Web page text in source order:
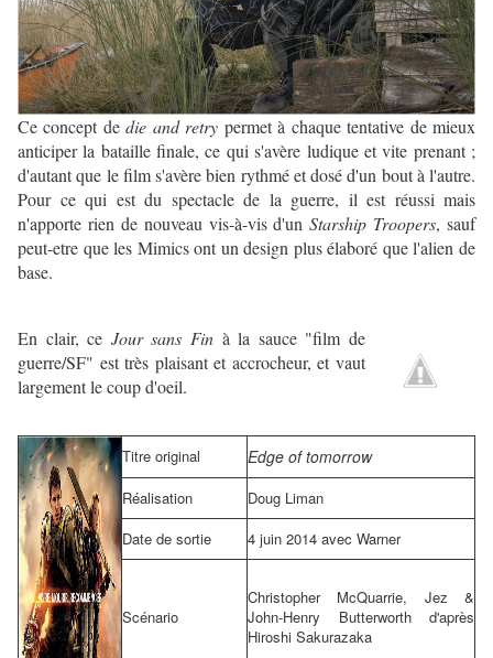
Ce concept dedie and retry permet à chaque tentative de mieux
anticiper la bataille finale, ce qui s'avère ludique et vite prenant ;
d'autant que le film s'avère bien rythmé et dosé d'un bout à l'autre.
Pour ce qui est du spectacle de la guerre, il est réussi mais
n'apporte rien de nouveau vis-à-vis d'unStarship Troopers, sauf
peut-etre que les Mimics ont un design plus élaboré que l'alien de
base.
En clair, ce Jour sans Fin à la sauce "film de
guerre/SF" est très plaisant et accrocheur, et vaut
largement le coup d'oeil.
Titre original Edge of tomorrow
Réalisation
Doug Liman
Date de sortie
4 juin 2014 avec Warner
Scénario
Christopher McQuarrie, Jez &
John-Henry Butterworth d'après
Hiroshi Sakurazaka